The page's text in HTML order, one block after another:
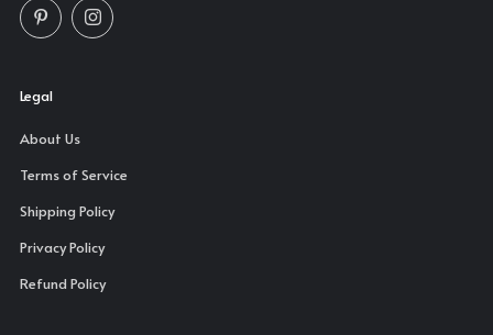
PinterestInstagram
Legal
About Us
Terms of Service
Shipping Policy
Privacy Policy
Refund Policy